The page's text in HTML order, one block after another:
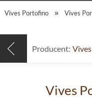
Vives Portofino Vives
Producent: Vives
Vives